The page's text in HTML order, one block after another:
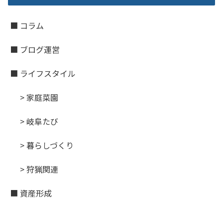
■ コラム
■ ブログ運営
■ ライフスタイル
> 家庭菜園
> 岐阜たび
> 暮らしづくり
> 狩猟関連
■ 資産形成